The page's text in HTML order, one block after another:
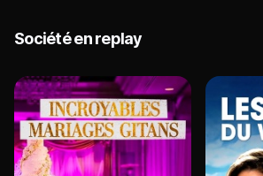
Société en replay